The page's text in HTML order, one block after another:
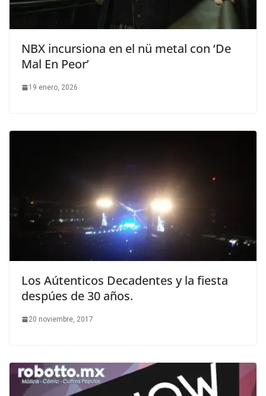
NBX incursiona en el nü metal con ‘De
Mal En Peor’
19 enero, 2026
Los Aútenticos Decadentes y la fiesta
despúes de 30 años.
20 noviembre, 2017